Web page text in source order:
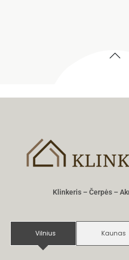
Klinkeris – Čerpės –
Vilnius Kaunas